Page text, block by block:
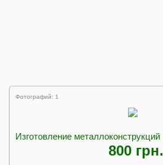
Фотографий: 1
Изготовление металлоконструкций
800 грн.